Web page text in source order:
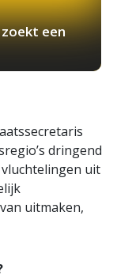
een
dringend
uit
uitmaken,